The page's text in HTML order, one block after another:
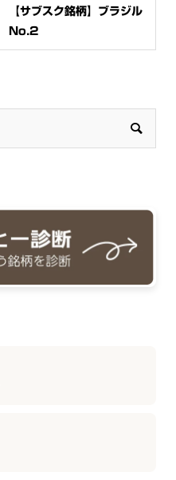
【サブスク銘柄】ブラジル
No.2